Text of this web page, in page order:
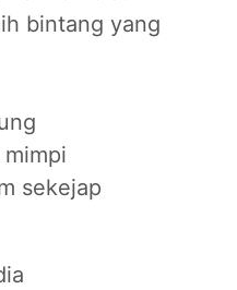
bintang yang
sekejap